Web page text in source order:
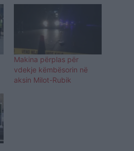
Makina përplas për
vdekje këmbësorin në
aksin Milot-Rubik